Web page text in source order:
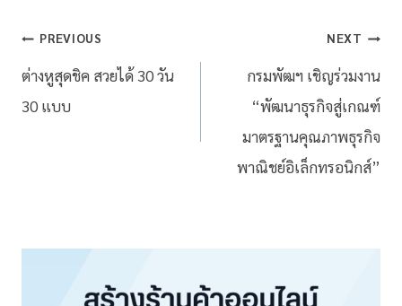
PREVIOUS
ต่างหูสุดชิค สวยได้ 30 วัน
30 แบบ
NEXT
กรมพัฒฯ เชิญร่วมงาน
“พัฒนาธุรกิจสู่เกณฑ์
มาตรฐานคุณภาพธุรกิจ
พาณิชย์อิเล็กทรอนิกส์”